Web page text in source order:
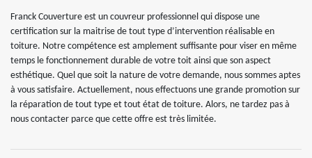
Franck Couverture est un couvreur professionnel qui dispose une
certification sur la maitrise de tout type d’intervention réalisable en
toiture. Notre compétence est amplement suffisante pour viser en même
temps le fonctionnement durable de votre toit ainsi que son aspect
esthétique. Quel que soit la nature de votre demande, nous sommes aptes
à vous satisfaire. Actuellement, nous effectuons une grande promotion sur
la réparation de tout type et tout état de toiture. Alors, ne tardez pas à
nous contacter parce que cette offre est très limitée.